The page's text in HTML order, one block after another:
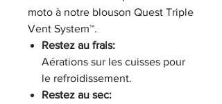
moto à notre blouson Quest Triple
Vent System™.
Restez au frais:
Aérations sur les cuisses pour
le refroidissement.
Restez au sec: